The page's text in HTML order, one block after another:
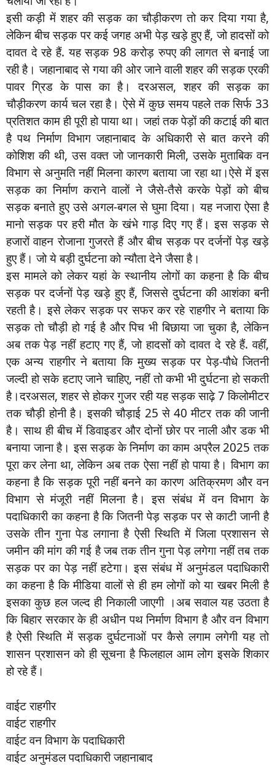
इसी कड़ी में शहर की सड़क का चौड़ीकरण तो कर दिया गया है,
लेकिन बीच सड़क पर कई जगह अभी पेड़ खड़े हुए हैं, जो हादसों को
दावत दे रहे हैं. यह सड़क 98 करोड़ रुपए की लागत से बनाई जा
रही है। जहानाबाद से गया की ओर जाने वाली शहर की सड़क एरकी
पावर ग्रिड के पास का है। दरअसल, शहर की सड़क का
चौड़ीकरण कार्य चल रहा है। ऐसे में कुछ समय पहले तक सिर्फ 33
प्रतिशत काम ही पूरी हो पाया था। जहां तक पेड़ों की कटाई की बात
है पथ निर्माण विभाग जहानाबाद के अधिकारी से बात करने की
कोशिश की थी, उस वक्त जो जानकारी मिली, उसके मुताबिक वन
विभाग से अनुमति नहीं मिलना कारण बताया जा रहा था।ऐसे में इस
सड़क का निर्माण कराने वालों ने जैसे-तैसे करके पेड़ों को बीच
सड़क बनाते हुए उसे अगल-बगल से घुमा दिया। यह नजारा ऐसा है
मानो सड़क पर हरी मौत के खंभे गाड़ दिए गए हैं। इस सड़क से
हजारों वाहन रोजाना गुजरते हैं और बीच सड़क पर दर्जनों पेड़ खड़े
हुए हैं। जो ये बड़ी दुर्घटना को न्यौता देने जैसा है।
इस मामले को लेकर यहां के स्थानीय लोगों का कहना है कि बीच
सड़क पर दर्जनों पेड़ खड़े हुए हैं, जिससे दुर्घटना की आशंका बनी
रहती है। इसे लेकर सड़क पर सफर कर रहे राहगीर ने बताया कि
सड़क तो चौड़ी हो गई है और पिच भी बिछाया जा चुका है, लेकिन
अब तक पेड़ नहीं हटाए गए हैं, जो हादसों को दावत दे रहे हैं. वहीं,
एक अन्य राहगीर ने बताया कि मुख्य सड़क पर पेड़-पौधे जितनी
जल्दी हो सके हटाए जाने चाहिए, नहीं तो कभी भी दुर्घटना हो सकती
है।दरअसल, शहर से होकर गुजर रही यह सड़क साढ़े 7 किलोमीटर
तक चौड़ी होनी है। इसकी चौड़ाई 25 से 40 मीटर तक की जानी
है। साथ ही बीच में डिवाइडर और दोनों छोर पर नाली और डक भी
बनाया जाना है। इस सड़क के निर्माण का काम अप्रैल 2025 तक
पूरा कर लेना था, लेकिन अब तक ऐसा नहीं हो पाया है। विभाग का
कहना है कि सड़क पूरी नहीं बनने का कारण अतिक्रमण और वन
विभाग से मंजूरी नहीं मिलना है। इस संबंध में वन विभाग के
पदाधिकारी का कहना है कि जितनी पेड़ सड़क पर से काटी जानी है
उसके तीन गुना पेड लगाना है ऐसी स्थिति में जिला प्रशासन से
जमीन की मांग की गई है जब तक तीन गुना पेड़ लगेगा नहीं तब तक
सड़क पर का पेड़ नहीं हटेगा। इस संबंध में अनुमंडल पदाधिकारी
का कहना है कि मीडिया वालों से ही हम लोगों को या खबर मिली है
इसका कुछ हल जल्द ही निकाली जाएगी ।अब सवाल यह उठता है
कि बिहार सरकार के ही अधीन पथ निर्माण विभाग है और वन विभाग
है ऐसी स्थिति में सड़क दुर्घटनाओं पर कैसे लगाम लगेगी यह तो
शासन प्रशासन को ही सूचना है फिलहाल आम लोग इसके शिकार
हो रहे हैं।
वाईट राहगीर
वाईट राहगीर
वाईट वन विभाग के पदाधिकारी
वाईट अनुमंडल पदाधिकारी जहानाबाद